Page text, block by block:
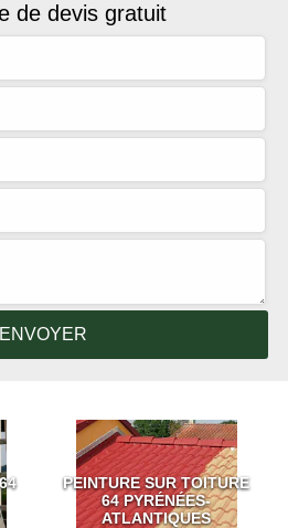
de devis gratuit
PEINTURE SUR TOITURE
64 PYRÉNÉES-
ATLANTIQUES